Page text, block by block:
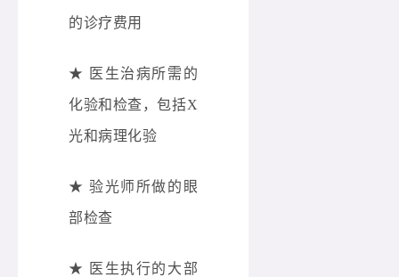
的诊疗费用
★ 医生治病所需的
化验和检查，包括X
光和病理化验
★ 验光师所做的眼
部检查
★ 医生执行的大部